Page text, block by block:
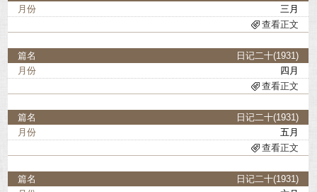
三月
查看正文
日记二十(1931)
四月
查看正文
日记二十(1931)
五月
查看正文
日记二十(1931)